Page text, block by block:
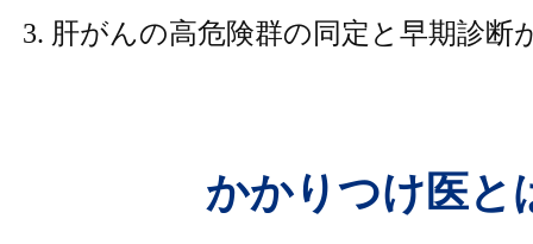
3. 肝がんの高危険群の同定と早期診断
かかりつけ医と